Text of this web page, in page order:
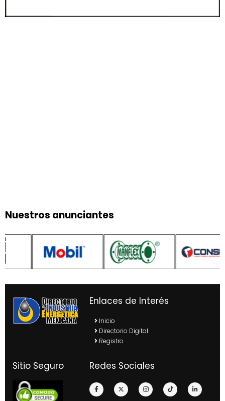
Nuestros anunciantes
Enlaces de Interés
Inicio
Directorio Digital
Registro
Sitio Seguro Redes Sociales